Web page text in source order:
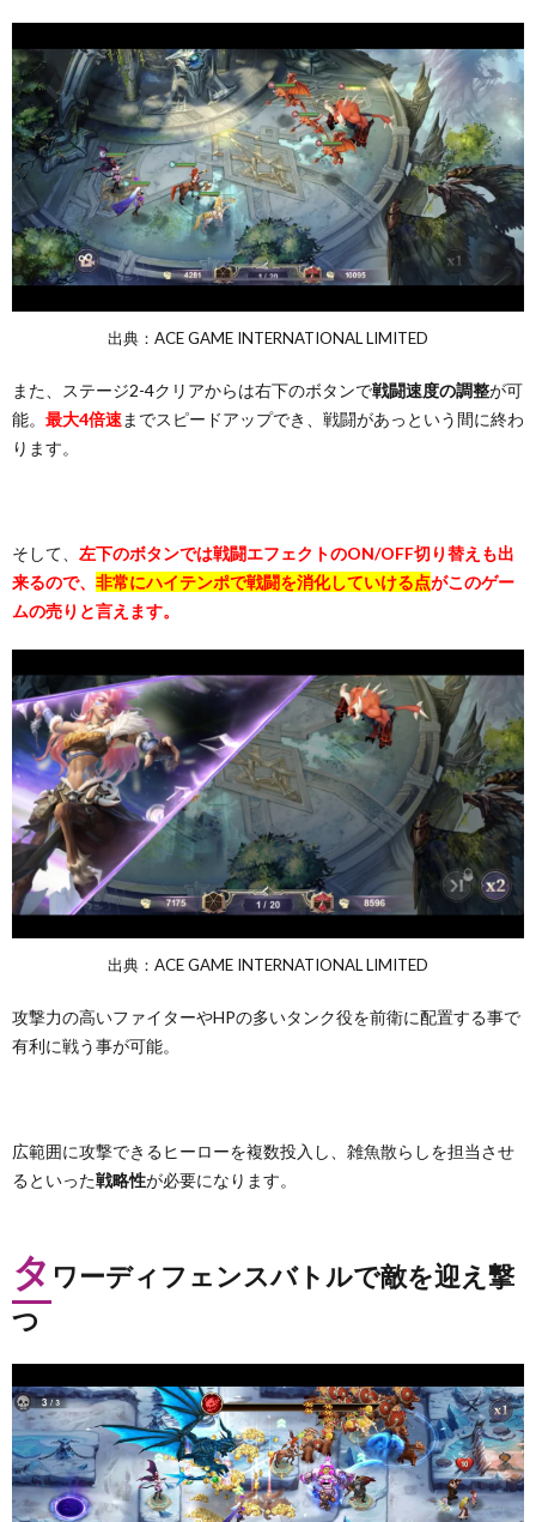
出典：ACE GAME INTERNATIONAL LIMITED
また、ステージ2-4クリアからは右下のボタンで戦闘速度の調整が可
能。 最大4倍速までスピードアップでき、戦闘があっという間に終わ
ります。
そして、 左下のボタンでは戦闘エフェクトのON/OFF切り替えも出
来るので、 非常にハイテンポで戦闘を消化していける点がこのゲー
ムの売りと言えます。
出典：ACE GAME INTERNATIONAL LIMITED
攻撃力の高いファイターやHPの多いタンク役を前衛に配置する事で
有利に戦う事が可能。
広範囲に攻撃できるヒーローを複数投入し、雑魚散らしを担当させ
るといった戦略性が必要になります。
タ ワーディフェンスバトルで敵を迎え撃
つ